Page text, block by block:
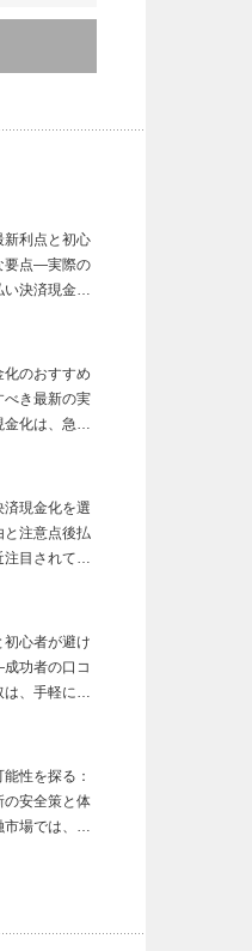
新利点と初心
要点—実際の
い決済現金…
化のおすすめ
べき最新の実
金化は、急…
現金化を選
と注意点後払
注目されて…
初心者が避け
功者の口コ
は、手軽に…
性を探る：
の安全策と体
市場では、…